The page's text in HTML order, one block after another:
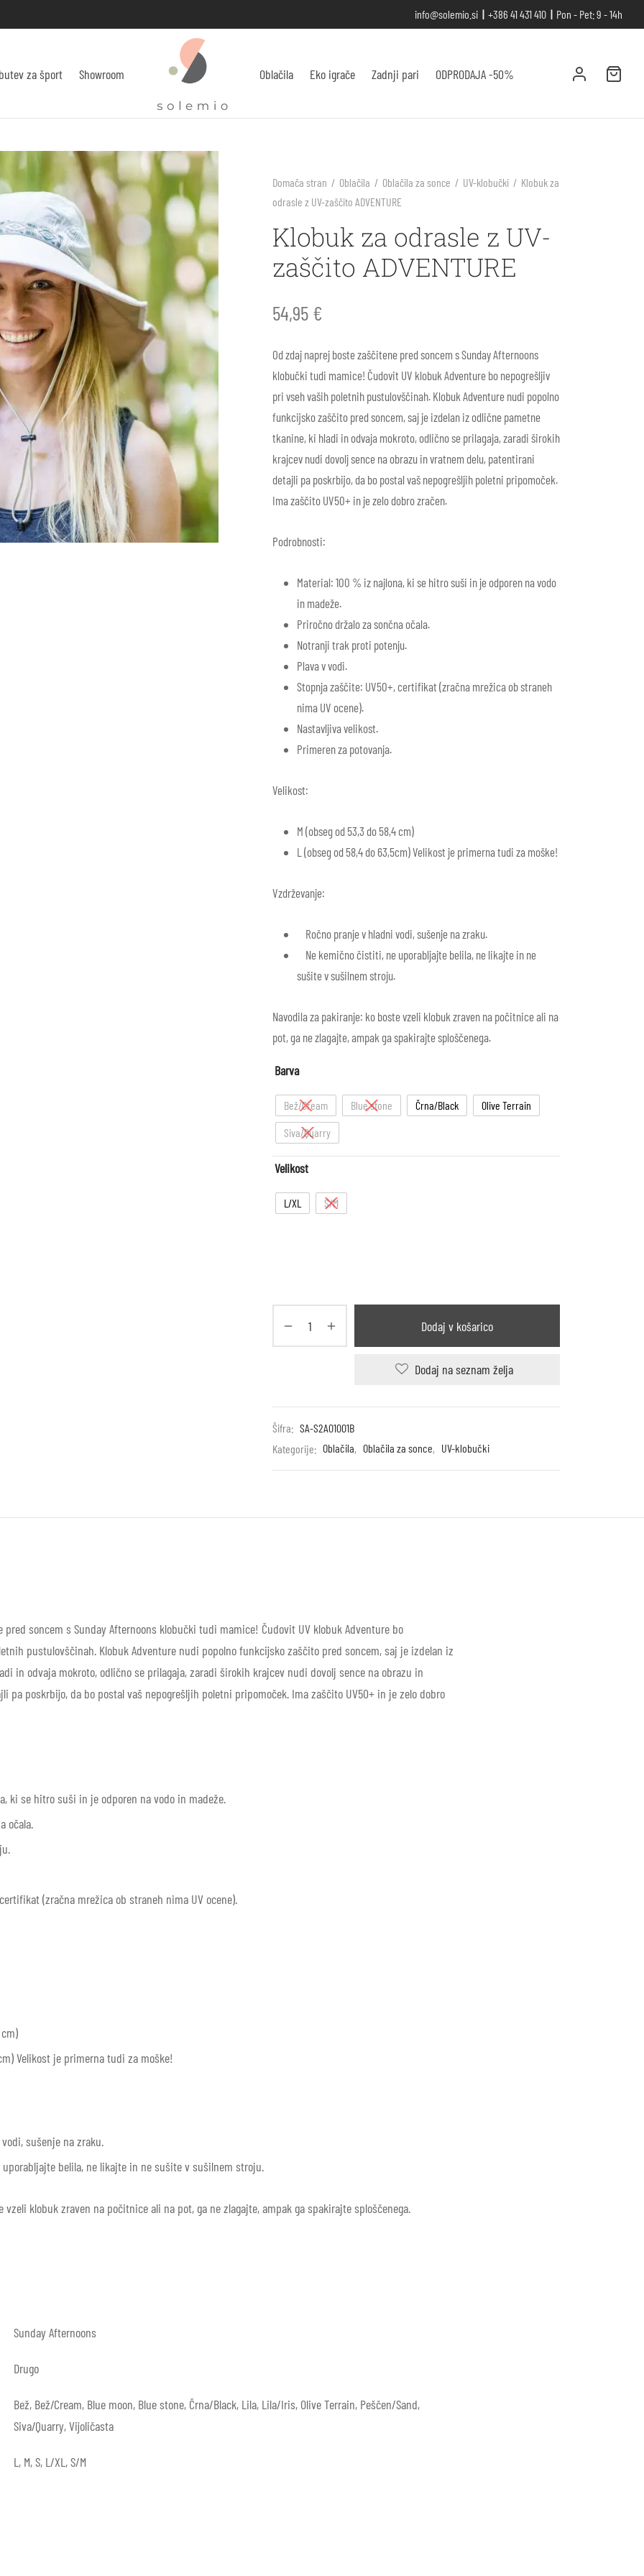
info@solemio.si | +386 41 431 410 |Pon - Pet: 9 - 14h
za šport Showroom Oblačila Eko igrače Zadnji pari ODPRODAJA -50%
Domača stran / Oblačila / Oblačila za sonce / UV-klobučki / Klobuk za
odrasle z UV-zaščito ADVENTURE
Klobuk za odrasle z UV-
zaščito ADVENTURE
54,95 €
Od zdaj naprej boste zaščitene pred soncem s Sunday Afternoons
klobučki tudi mamice! Čudovit UV klobuk Adventure bo nepogrešljiv
pri vseh vaših poletnih pustulovščinah. Klobuk Adventure nudi popolno
funkcijsko zaščito pred soncem, saj je izdelan iz odlične pametne
tkanine, ki hladi in odvaja mokroto, odlično se prilagaja, zaradi širokih
krajcev nudi dovolj sence na obrazu in vratnem delu, patentirani
detajli pa poskrbijo, da bo postal vaš nepogrešljih poletni pripomoček.
Ima zaščito UV50+ in je zelo dobro zračen.
Podrobnosti:
Material: 100 % iz najlona, ki se hitro suši in je odporen na vodo
in madeže.
Priročno držalo za sončna očala.
Notranji trak proti potenju.
Plava v vodi.
Stopnja zaščite: UV50+, certifikat (zračna mrežica ob straneh
nima UV ocene).
Nastavljiva velikost.
Primeren za potovanja.
Velikost:
M (obseg od 53,3 do 58,4 cm)
L (obseg od 58,4 do 63,5cm) Velikost je primerna tudi za moške!
Vzdrževanje:
Ročno pranje v hladni vodi, sušenje na zraku.
Ne kemično čistiti, ne uporabljajte belila, ne likajte in ne
sušite v sušilnem stroju.
Navodila za pakiranje: ko boste vzeli klobuk zraven na počitnice ali na
pot, ga ne zlagajte, ampak ga spakirajte sploščenega.
Barva
Bež/Cream Blue stone Črna/Black
Olive Terrain
Siva/Quarry
Velikost
L/XL S/M
Dodaj v košarico
Dodaj na seznam želja
Šifra: SA-S2A01001B
Kategorije: Oblačila, Oblačila za sonce, UV-klobučki
soncem s Sunday Afternoons klobučki tudi mamice! Čudovit UV klobuk Adventure bo
pustulovščinah. Klobuk Adventure nudi popolno funkcijsko zaščito pred soncem, saj je izdelan iz
in odvaja mokroto, odlično se prilagaja, zaradi širokih krajcev nudi dovolj sence na obrazu in
pa poskrbijo, da bo postal vaš nepogrešljih poletni pripomoček. Ima zaščito UV50+ in je zelo dobro
ki se hitro suši in je odporen na vodo in madeže.
očala.
(zračna mrežica ob straneh nima UV ocene).
Velikost je primerna tudi za moške!
sušenje na zraku.
belila, ne likajte in ne sušite v sušilnem stroju.
vzeli klobuk zraven na počitnice ali na pot, ga ne zlagajte, ampak ga spakirajte sploščenega.
Sunday Afternoons
Drugo
Bež, Bež/Cream, Blue moon, Blue stone, Črna/Black, Lila, Lila/Iris, Olive Terrain, Peščen/Sand,
Siva/Quarry, Vijoličasta
L, M, S, L/XL, S/M